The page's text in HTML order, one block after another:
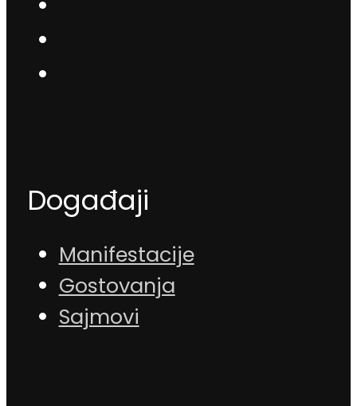
Događaji
Manifestacije
Gostovanja
Sajmovi